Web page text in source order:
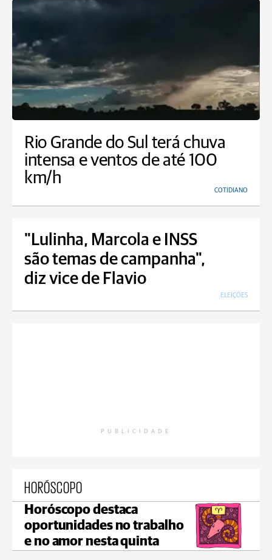
Rio Grande do Sul terá chuva
intensa e ventos de até 100
km/h
COTIDIANO
"Lulinha, Marcola e INSS
são temas de campanha",
diz vice de Flavio
ELEIÇÕES
PUBLICIDADE
HORÓSCOPO
Horóscopo destaca
oportunidades no trabalho
e no amor nesta quinta